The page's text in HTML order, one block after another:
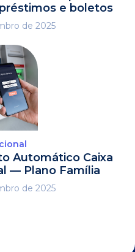
e boletos
de 2025
Automático Caixa
— Plano Família
de 2025